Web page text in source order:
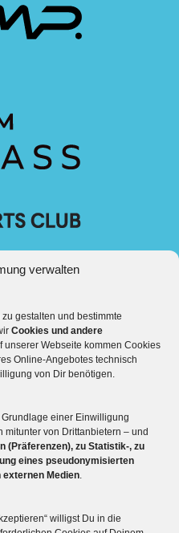
verwalten
gestalten und bestimmte
Cookies und andere
unserer Webseite kommen Cookies
Online-Angebotes technisch
von Dir benötigen.
einer Einwilligung
von Drittanbietern – und
(Präferenzen), zu Statistik-, zu
eines pseudonymisierten
externen Medien.
willigst Du in die